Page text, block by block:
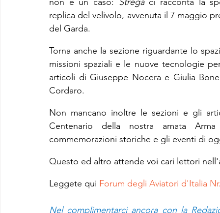
replica del velivolo, avvenuta il 7 maggio
del Garda.
Torna anche la sezione riguardante lo
missioni spaziali e le nuove tecnologie
articoli di Giuseppe Nocera e Giulia
Cordaro.
Non mancano inoltre le sezioni e gli
Centenario della nostra amata
commemorazioni storiche e gli eventi di
Questo ed altro attende voi cari lettori
Leggete qui Forum degli Aviatori d'Italia
Nel complimentarci ancora con la